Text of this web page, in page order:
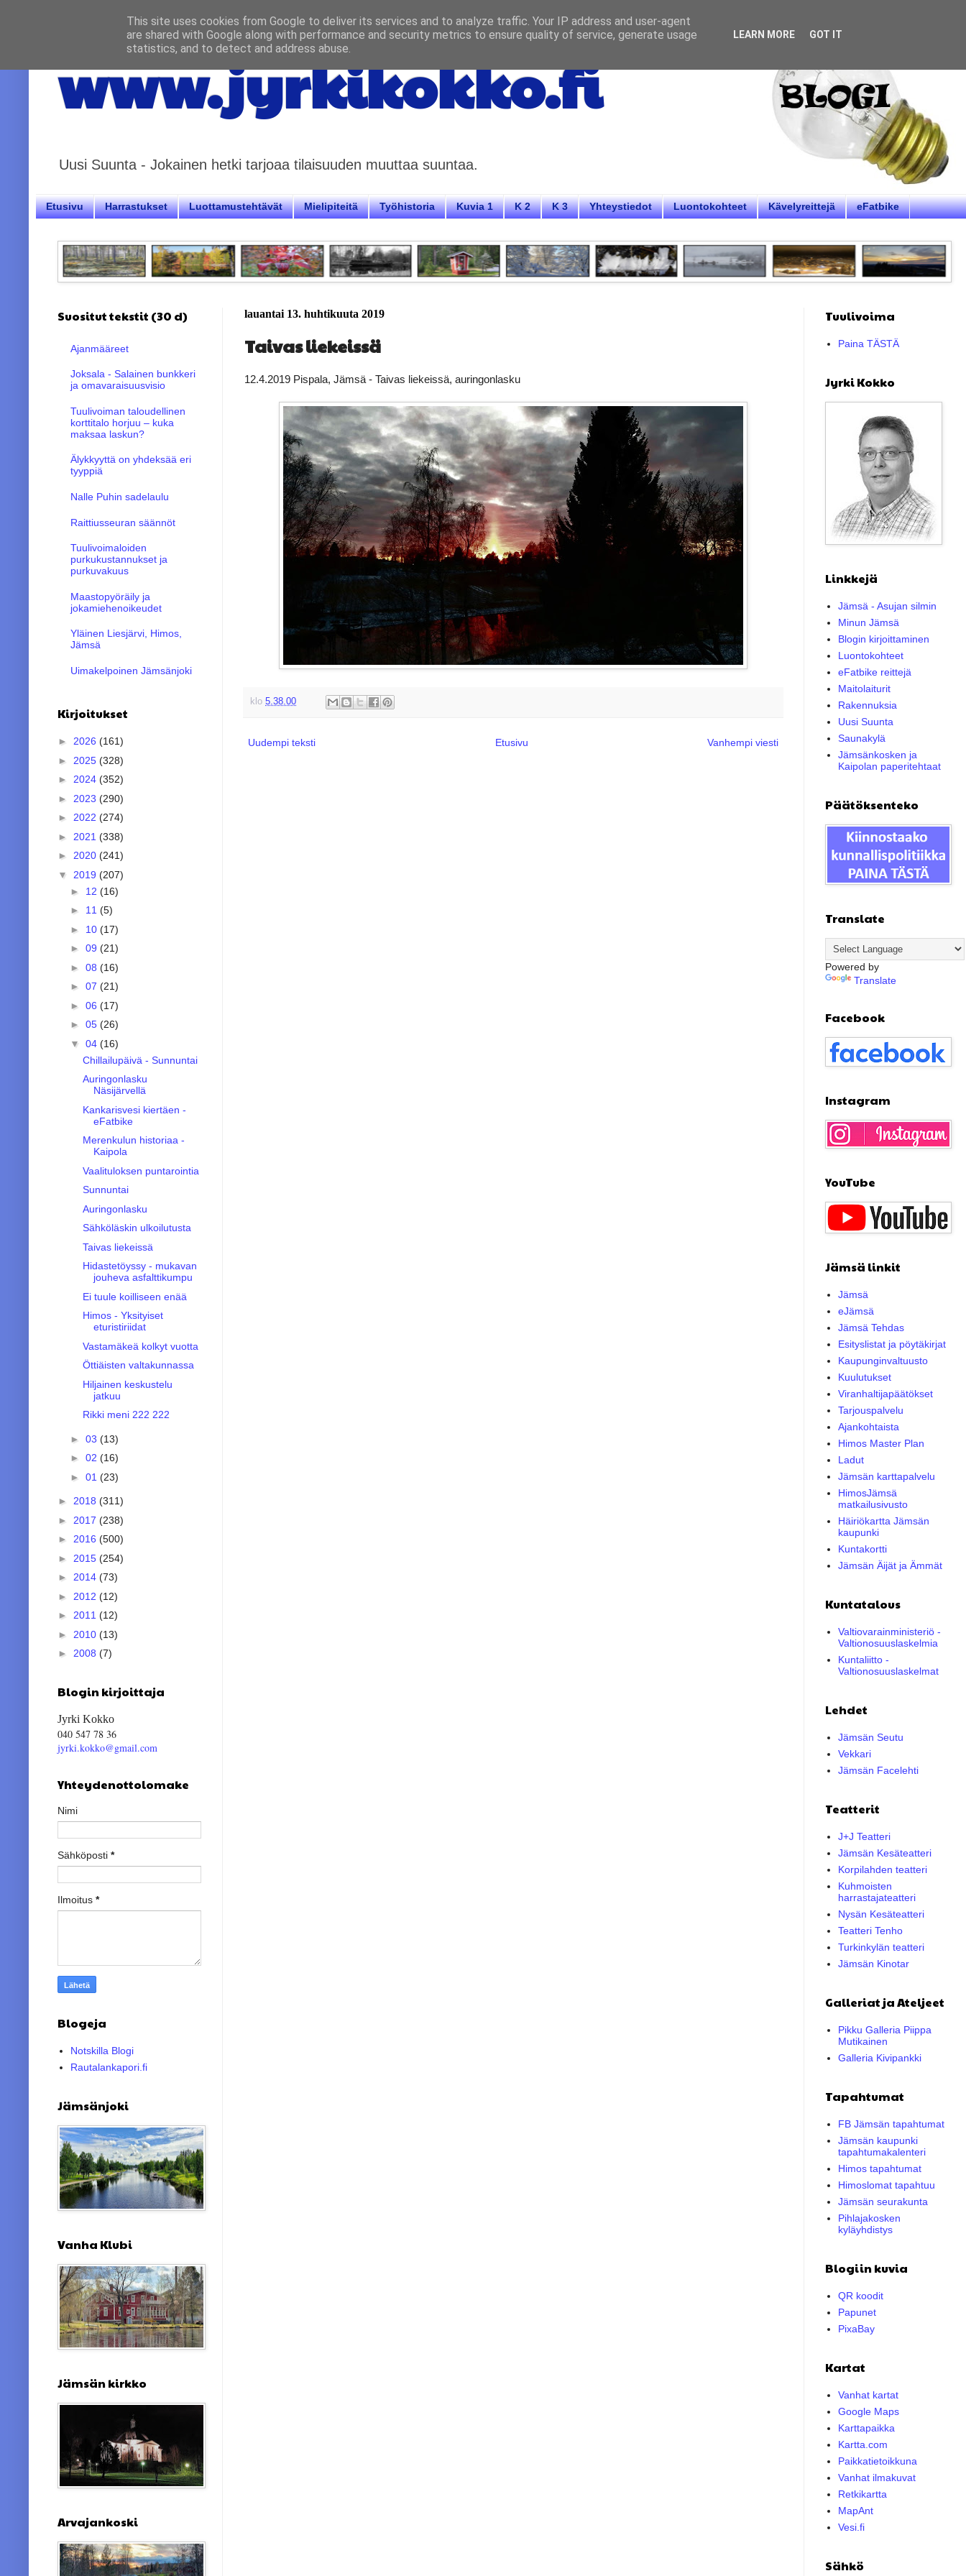
www.jyrkikokko.fi
Uusi Suunta - Jokainen hetki tarjoaa tilaisuuden muuttaa suuntaa.
Etusivu Harrastukset Luottamustehtävät Mielipiteitä Työhistoria Kuvia 1 K 2 K 3 Yhteystiedot Luontokohteet Kävelyreittejä eFatbike
lauantai 13. huhtikuuta 2019
Taivas liekeissä
12.4.2019 Pispala, Jämsä - Taivas liekeissä, auringonlasku
klo 5.38.00
Uudempi teksti Vanhempi viesti
Etusivu
Suositut tekstit (30 d)
Ajanmääreet
Joksala - Salainen bunkkeri
ja omavaraisuusvisio
Tuulivoiman taloudellinen
korttitalo horjuu – kuka
maksaa laskun?
Älykkyyttä on yhdeksää eri
tyyppiä
Nalle Puhin sadelaulu
Raittiusseuran säännöt
Tuulivoimaloiden
purkukustannukset ja
purkuvakuus
Maastopyöräily ja
jokamiehenoikeudet
Yläinen Liesjärvi, Himos,
Jämsä
Uimakelpoinen Jämsänjoki
Kirjoitukset
► 2026 (161)
► 2025 (328)
► 2024 (352)
► 2023 (290)
► 2022 (274)
► 2021 (338)
► 2020 (241)
▼ 2019 (207)
► 12 (16)
► 11 (5)
► 10 (17)
► 09 (21)
► 08 (16)
► 07 (21)
► 06 (17)
► 05 (26)
▼ 04 (16)
Chillailupäivä - Sunnuntai
Auringonlasku
Näsijärvellä
Kankarisvesi kiertäen -
eFatbike
Merenkulun historiaa -
Kaipola
Vaalituloksen puntarointia
Sunnuntai
Auringonlasku
Sähköläskin ulkoilutusta
Taivas liekeissä
Hidastetöyssy - mukavan
jouheva asfalttikumpu
Ei tuule koilliseen enää
Himos - Yksityiset
eturistiriidat
Vastamäkeä kolkyt vuotta
Öttiäisten valtakunnassa
Hiljainen keskustelu
jatkuu
Rikki meni 222 222
► 03 (13)
► 02 (16)
► 01 (23)
► 2018 (311)
► 2017 (238)
► 2016 (500)
► 2015 (254)
► 2014 (73)
► 2012 (12)
► 2011 (12)
► 2010 (13)
► 2008 (7)
Blogin kirjoittaja
Jyrki Kokko
040 547 78 36
jyrki.kokko@gmail.com
Yhteydenottolomake
Nimi
Sähköposti *
Ilmoitus *
Blogeja
Notskilla Blogi
Rautalankapori.fi
Jämsänjoki
Vanha Klubi
Jämsän kirkko
Arvajankoski
Tuulivoima
Paina TÄSTÄ
Jyrki Kokko
Linkkejä
Jämsä - Asujan silmin
Minun Jämsä
Blogin kirjoittaminen
Luontokohteet
eFatbike reittejä
Maitolaiturit
Rakennuksia
Uusi Suunta
Saunakylä
Jämsänkosken ja
Kaipolan paperitehtaat
Päätöksenteko
Translate
Powered by
Translate
Facebook
Instagram
YouTube
Jämsä linkit
Jämsä
eJämsä
Jämsä Tehdas
Esityslistat ja pöytäkirjat
Kaupunginvaltuusto
Kuulutukset
Viranhaltijapäätökset
Tarjouspalvelu
Ajankohtaista
Himos Master Plan
Ladut
Jämsän karttapalvelu
HimosJämsä
matkailusivusto
Häiriökartta Jämsän
kaupunki
Kuntakortti
Jämsän Äijät ja Ämmät
Kuntatalous
Valtiovarainministeriö -
Valtionosuuslaskelmia
Kuntaliitto -
Valtionosuuslaskelmat
Lehdet
Jämsän Seutu
Vekkari
Jämsän Facelehti
Teatterit
J+J Teatteri
Jämsän Kesäteatteri
Korpilahden teatteri
Kuhmoisten
harrastajateatteri
Nysän Kesäteatteri
Teatteri Tenho
Turkinkylän teatteri
Jämsän Kinotar
Galleriat ja Ateljeet
Pikku Galleria Piippa
Mutikainen
Galleria Kivipankki
Tapahtumat
FB Jämsän tapahtumat
Jämsän kaupunki
tapahtumakalenteri
Himos tapahtumat
Himoslomat tapahtuu
Jämsän seurakunta
Pihlajakosken
kyläyhdistys
Blogiin kuvia
QR koodit
Papunet
PixaBay
Kartat
Vanhat kartat
Google Maps
Karttapaikka
Kartta.com
Paikkatietoikkuna
Vanhat ilmakuvat
Retkikartta
MapAnt
Vesi.fi
Sähkö
This site uses cookies from Google to deliver its services and to analyze traffic. Your IP address and user-agent
are shared with Google along with performance and security metrics to ensure quality of service, generate usage
statistics, and to detect and address abuse.
LEARN MORE GOT IT